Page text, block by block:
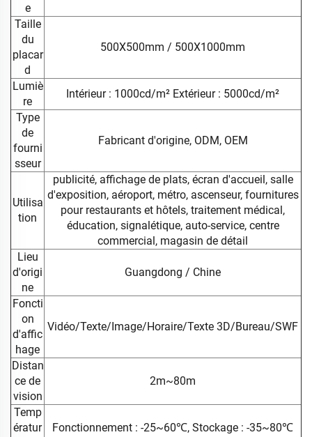
e
Taille
du
placar
d
500X500mm / 500X1000mm
Lumiè
re
Intérieur : 1000cd/m² Extérieur : 5000cd/m²
Type
de
fourni
sseur
Fabricant d'origine, ODM, OEM
Utilisa
tion
publicité, affichage de plats, écran d'accueil, salle
d'exposition, aéroport, métro, ascenseur, fournitures
pour restaurants et hôtels, traitement médical,
éducation, signalétique, auto-service, centre
commercial, magasin de détail
Lieu
d'origi
ne
Guangdong / Chine
Foncti
on
d'affic
hage
Vidéo/Texte/Image/Horaire/Texte 3D/Bureau/SWF
Distan
ce de
vision
2m~80m
Temp
ératur
Fonctionnement : -25~60℃, Stockage : -35~80℃